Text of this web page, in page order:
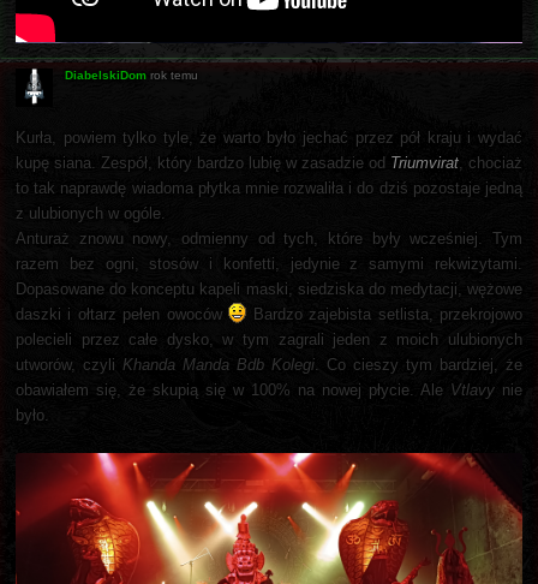
DiabelskiDom rok temu
Kurła, powiem tylko tyle, że warto było jechać przez pół kraju i wydać
kupę siana. Zespół, który bardzo lubię w zasadzie od Triumvirat , chociaż
to tak naprawdę wiadoma płytka mnie rozwaliła i do dziś pozostaje jedną
z ulubionych w ogóle.
Anturaż znowu nowy, odmienny od tych, które były wcześniej. Tym
razem bez ogni, stosów i konfetti, jedynie z samymi rekwizytami.
Dopasowane do konceptu kapeli maski, siedziska do medytacji, wężowe
daszki i ołtarz pełen owoców
Bardzo zajebista setlista, przekrojowo
polecieli przez całe dysko, w tym zagrali jeden z moich ulubionych
utworów, czyli Khanda Manda Bdb Kolegi . Co cieszy tym bardziej, że
obawiałem się, że skupią się w 100% na nowej płycie. Ale Vtlavy nie
było.